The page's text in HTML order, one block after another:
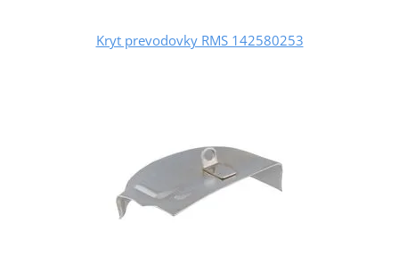
Kryt prevodovky RMS 142580253